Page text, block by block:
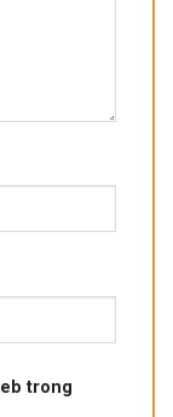
trong